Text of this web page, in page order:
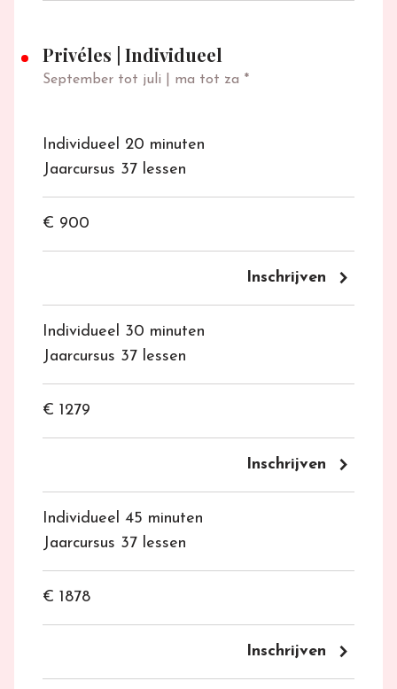
Privéles Individueel
September tot juli | ma tot za *
Individueel 20 minuten
Jaarcursus 37 lessen
€ 900
Inschrijven keyboard_arrow_right
Individueel 30 minuten
Jaarcursus 37 lessen
€ 1279
Inschrijven keyboard_arrow_right
Individueel 45 minuten
Jaarcursus 37 lessen
€ 1878
Inschrijven keyboard_arrow_right